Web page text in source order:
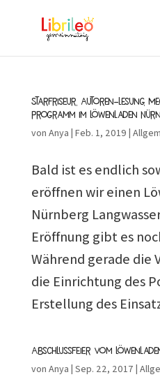
Starfriseur, Autoren-Lesung,
Programm im Löwenladen
von Anya | Feb. 1, 2019 |
Bald ist es endlich
eröffnen wir einen
Nürnberg
Eröffnung gibt es
Während gerade die
die Einrichtung des
Erstellung des
Abschlussfeier vom
von Anya | Sep. 22, 2017 |